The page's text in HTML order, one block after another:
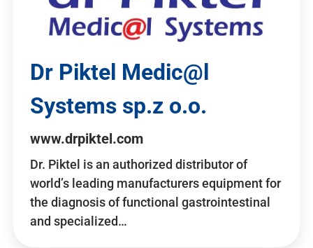
Dr Piktel Medic@l
Systems sp.z o.o.
www.drpiktel.com
Dr. Piktel is an authorized distributor of
world’s leading manufacturers equipment for
the diagnosis of functional gastrointestinal
and specialized…